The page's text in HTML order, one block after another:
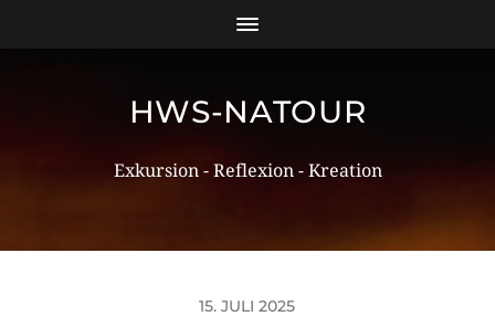
HWS-NATOUR
Exkursion - Reflexion - Kreation
15. JULI 2025